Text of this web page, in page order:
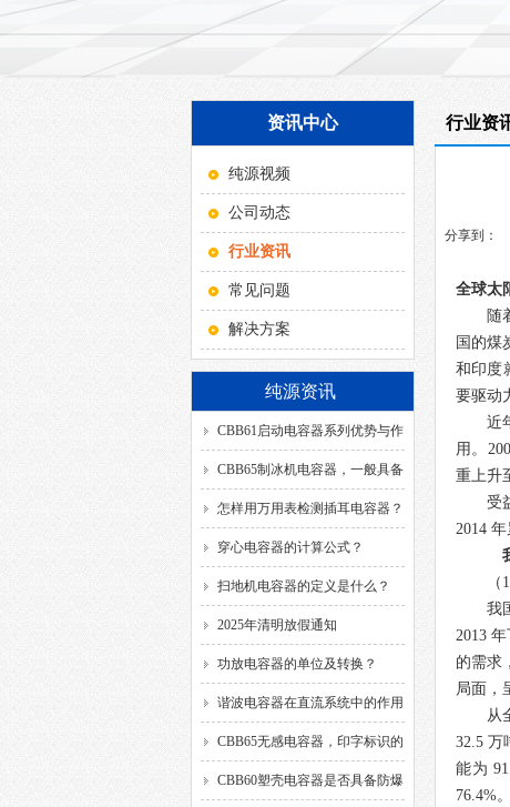
资讯中心
纯源视频
公司动态
行业资讯
常见问题
解决方案
纯源资讯
CBB61启动电容器系列优势与作
用！
CBB65制冰机电容器，一般具备
哪几种引出方式？
怎样用万用表检测插耳电容器？
穿心电容器的计算公式？
扫地机电容器的定义是什么？
2025年清明放假通知
功放电容器的单位及转换？
谐波电容器在直流系统中的作用
是什么？
CBB65无感电容器，印字标识的
SH、DB、C、40/85/21、
CBB60塑壳电容器是否具备防爆
行业资
分享到：
全球太
随
国的煤
和印度
要驱动
近
用。
重上升
受
2014 年
（ 1
我
2013年
的需求
局面，
从
32.5万
能为
76.4%。